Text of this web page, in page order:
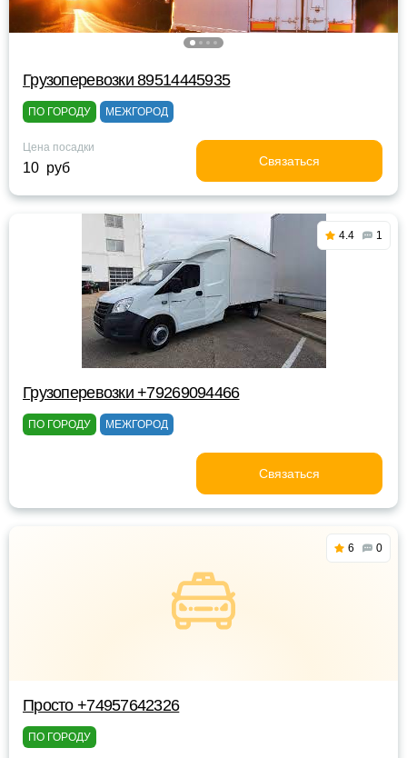
Грузоперевозки 89514445935
ПО ГОРОДУ МЕЖГОРОД
Цена посадки
10 руб Связаться
4.4 1
Грузоперевозки +79269094466
ПО ГОРОДУ МЕЖГОРОД
Связаться
6 0
Просто +74957642326
ПО ГОРОДУ